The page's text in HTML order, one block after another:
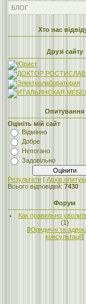
БЛОГ
Хто нас
Друзі сайту
Опитування
Оцініть мій сайт
Відмінно
Добре
Непогано
Задовільно
Результати | Архів
Всього відповідей: 7430
Форум
Как правильно
(1)
[Юридичні та
консультації]